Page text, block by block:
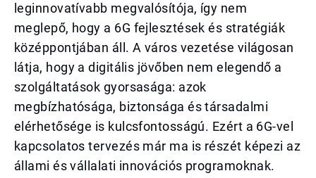
leginnovatívabb megvalósítója, így nem
meglepő, hogy a 6G fejlesztések és stratégiák
középpontjában áll. A város vezetése világosan
látja, hogy a digitális jövőben nem elegendő a
szolgáltatások gyorsasága: azok
megbízhatósága, biztonsága és társadalmi
elérhetősége is kulcsfontosságú. Ezért a 6G-vel
kapcsolatos tervezés már ma is részét képezi az
állami és vállalati innovációs programoknak.